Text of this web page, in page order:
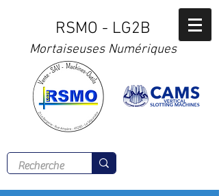
RSMO - LG2B
Mortaiseuses Numériques